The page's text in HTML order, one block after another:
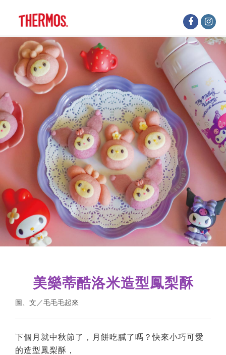
美樂蒂酷洛米造型鳳梨酥
圖、文／毛毛毛起來
下個月就中秋節了，月餅吃膩了嗎？快來小巧可愛
的造型鳳梨酥，